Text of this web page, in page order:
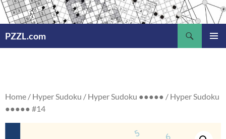
Ga
naar
inhoud
PZZL.com
Home / Hyper Sudoku / Hyper Sudoku ●●●●● / Hyper Sudoku
●●●●● #14